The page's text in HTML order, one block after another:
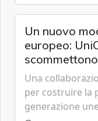
Un nuovo
europeo:
tecnologica
Una
per costruire la
generazione